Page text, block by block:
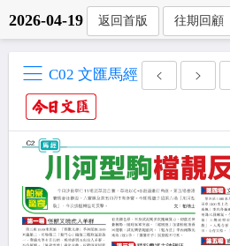
2026-04-19 返回首版 往期回顧
C02 文匯馬經
點擊複製